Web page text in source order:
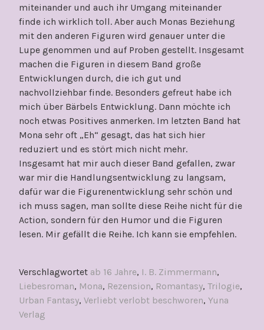
miteinander und auch ihr Umgang miteinander
finde ich wirklich toll. Aber auch Monas Beziehung
mit den anderen Figuren wird genauer unter die
Lupe genommen und auf Proben gestellt. Insgesamt
machen die Figuren in diesem Band große
Entwicklungen durch, die ich gut und
nachvollziehbar finde. Besonders gefreut habe ich
mich über Bärbels Entwicklung. Dann möchte ich
noch etwas Positives anmerken. Im letzten Band hat
Mona sehr oft „Eh“ gesagt, das hat sich hier
reduziert und es stört mich nicht mehr.
Insgesamt hat mir auch dieser Band gefallen, zwar
war mir die Handlungsentwicklung zu langsam,
dafür war die Figurenentwicklung sehr schön und
ich muss sagen, man sollte diese Reihe nicht für die
Action, sondern für den Humor und die Figuren
lesen. Mir gefällt die Reihe. Ich kann sie empfehlen.
Verschlagwortet ab 16 Jahre, I. B. Zimmermann,
Liebesroman, Mona, Rezension, Romantasy, Trilogie,
Urban Fantasy, Verliebt verlobt beschworen, Yuna
Verlag